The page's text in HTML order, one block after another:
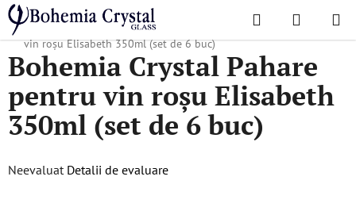
Treci
conținut
Căutare
DE
Acasă
/ Colecții populare / Elisabeth
Bohemia Crystal Pahare pentru
vin roșu Elisabeth 350ml (set de 6 buc)
Bohemia Crystal Pahare
pentru vin roșu Elisabeth
350ml (set de 6 buc)
Evaluarea
Neevaluat Detalii de evaluare